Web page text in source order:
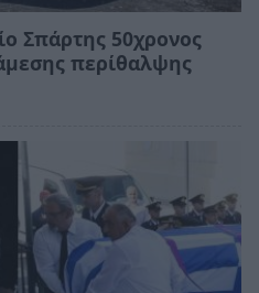
Σπάρτης 50χρονος
περίθαλψης